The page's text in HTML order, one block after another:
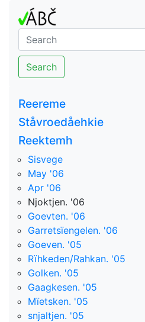
Search
Reereme
Ståvroedåehkie
Reektemh
Sisvege
May '06
Apr '06
Njoktjen. '06
Goevten. '06
Garretsïengelen. '06
Goeven. '05
Rïhkeden/Rahkan. '05
Golken. '05
Gaagkesen. '05
Mïetsken. '05
snjaltjen. '05